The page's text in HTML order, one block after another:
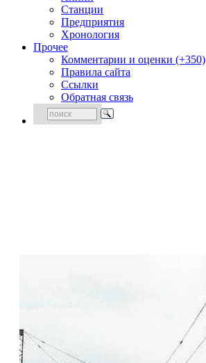
Станции
Предприятия
Хронология
Прочее
Комментарии и оценки (+350)
Правила сайта
Ссылки
Обратная связь